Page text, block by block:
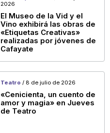
2026
El Museo de la Vid y el
Vino exhibirá las obras de
«Etiquetas Creativas»
realizadas por jóvenes de
Cafayate
Teatro / 8 de julio de 2026
«Cenicienta, un cuento de
amor y magia» en Jueves
de Teatro